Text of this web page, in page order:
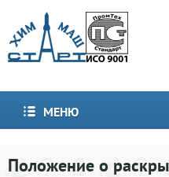
МЕНЮ
Положение о